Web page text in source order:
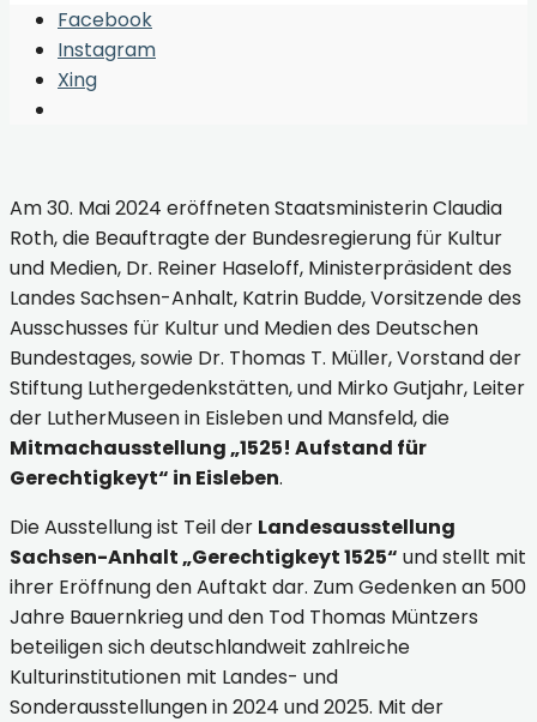
Open
Search
Window
Facebook
Instagram
Xing
Am 30. Mai 2024 eröffneten Staatsministerin Claudia
Roth, die Beauftragte der Bundesregierung für Kultur
und Medien, Dr. Reiner Haseloff, Ministerpräsident des
Landes Sachsen-Anhalt, Katrin Budde, Vorsitzende des
Ausschusses für Kultur und Medien des Deutschen
Bundestages, sowie Dr. Thomas T. Müller, Vorstand der
Stiftung Luthergedenkstätten, und Mirko Gutjahr, Leiter
der LutherMuseen in Eisleben und Mansfeld, die
Mitmachausstellung „1525! Aufstand für
Gerechtigkeyt“ in Eisleben.
Die Ausstellung ist Teil der Landesausstellung
Sachsen-Anhalt „Gerechtigkeyt 1525“ und stellt mit
ihrer Eröffnung den Auftakt dar. Zum Gedenken an 500
Jahre Bauernkrieg und den Tod Thomas Müntzers
beteiligen sich deutschlandweit zahlreiche
Kulturinstitutionen mit Landes- und
Sonderausstellungen in 2024 und 2025. Mit der